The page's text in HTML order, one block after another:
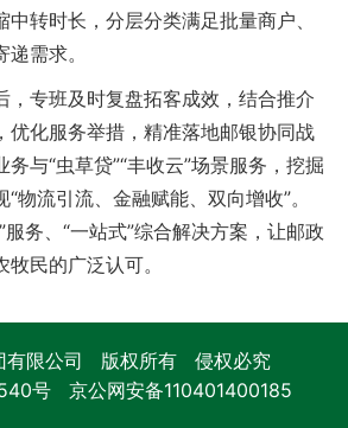
转时长，分层分类满足批量商户、
需求。
专班及时复盘拓客成效，结合推介
优化服务举措，精准落地邮银协同战
与“虫草贷”“丰收云”场景服务，挖掘
物流引流、金融赋能、双向增收”。
务、“一站式”综合解决方案，让邮政
民的广泛认可。
有限公司 版权所有 侵权必究
号 京公网安备110401400185